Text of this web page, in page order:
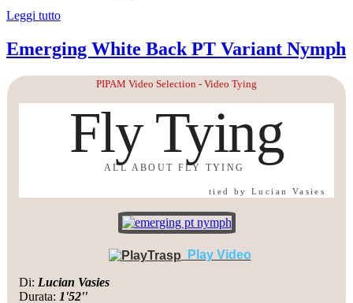
Leggi tutto
Emerging White Back PT Variant Nymph
PIPAM Video Selection - Video Tying
Fly Tying
ALL ABOUT FLY TYING
tied by Lucian Vasies
Play Video
Di: Lucian Vasies
Durata: 1'52''